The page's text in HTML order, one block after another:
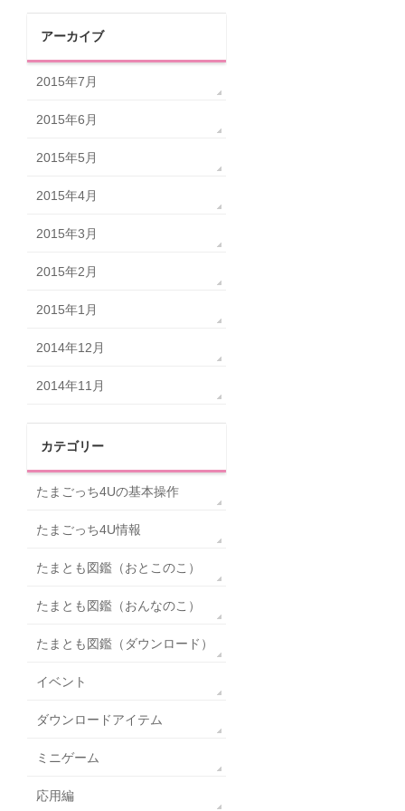
アーカイブ
2015年7月
2015年6月
2015年5月
2015年4月
2015年3月
2015年2月
2015年1月
2014年12月
2014年11月
カテゴリー
たまごっち4Uの基本操作
たまごっち4U情報
たまとも図鑑（おとこのこ）
たまとも図鑑（おんなのこ）
たまとも図鑑（ダウンロード）
イベント
ダウンロードアイテム
ミニゲーム
応用編